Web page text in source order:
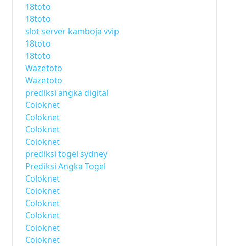
18toto
18toto
slot server kamboja vvip
18toto
18toto
Wazetoto
Wazetoto
prediksi angka digital
Coloknet
Coloknet
Coloknet
Coloknet
prediksi togel sydney
Prediksi Angka Togel
Coloknet
Coloknet
Coloknet
Coloknet
Coloknet
Coloknet